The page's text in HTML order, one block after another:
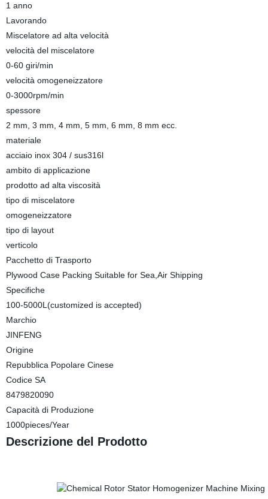
1 anno
Lavorando
Miscelatore ad alta velocità
velocità del miscelatore
0-60 giri/min
velocità omogeneizzatore
0-3000rpm/min
spessore
2 mm, 3 mm, 4 mm, 5 mm, 6 mm, 8 mm ecc.
materiale
acciaio inox 304 / sus316l
ambito di applicazione
prodotto ad alta viscosità
tipo di miscelatore
omogeneizzatore
tipo di layout
verticolo
Pacchetto di Trasporto
Plywood Case Packing Suitable for Sea,Air Shipping
Specifiche
100-5000L(customized is accepted)
Marchio
JINFENG
Origine
Repubblica Popolare Cinese
Codice SA
8479820090
Capacità di Produzione
1000pieces/Year
Descrizione del Prodotto